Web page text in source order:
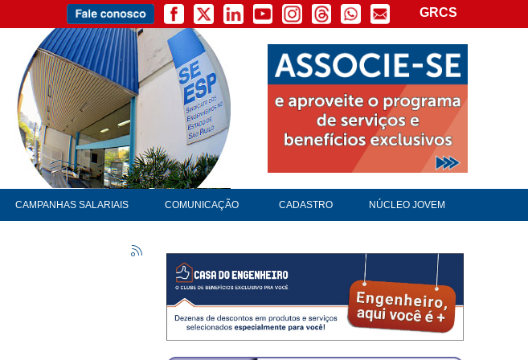
GRCS
CAMPANHAS SALARIAIS COMUNICAÇÃO CADASTRO NÚCLEO JOVEM